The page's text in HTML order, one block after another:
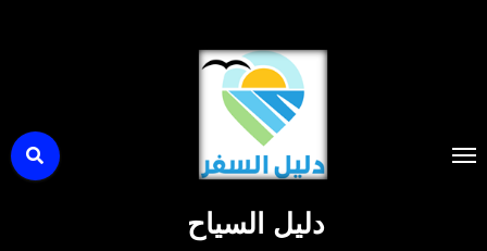
دليل السياح